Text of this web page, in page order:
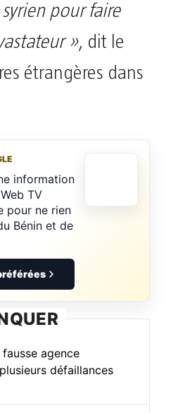
pour faire
», dit le
étrangères dans
information
TV
pour ne rien
Bénin et de
fausse agence
défaillances